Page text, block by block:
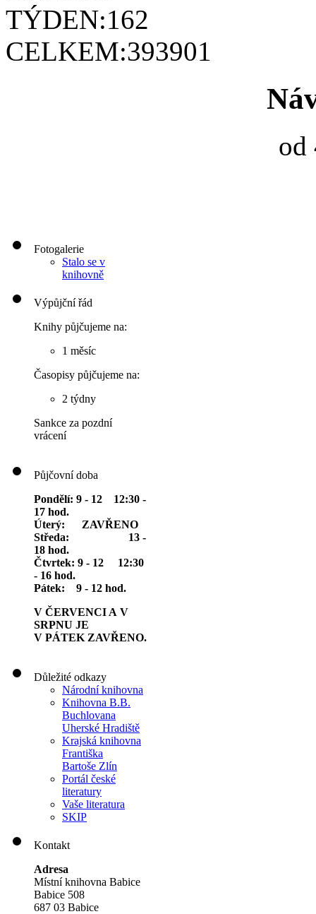
TÝDEN:162
CELKEM:393901
od
Fotogalerie
Stalo se v
knihovně
Výpůjční řád
Knihy půjčujeme na:
1 měsíc
Časopisy půjčujeme na:
2 týdny
Sankce za pozdní
vrácení
Půjčovní doba
Pondělí: 9 - 12 12:30 -
17 hod.
Úterý: ZAVŘENO
Středa: 13 -
18 hod.
Čtvrtek: 9 - 12 12:30
- 16 hod.
Pátek: 9 - 12 hod.
V ČERVENCI A V
SRPNU JE
V PÁTEK ZAVŘENO.
Důležité odkazy
Národní knihovna
Knihovna B.B.
Buchlovana
Uherské Hradiště
Krajská knihovna
Františka
Bartoše Zlín
Portál české
literatury
Vaše literatura
SKIP
Kontakt
Adresa
Místní knihovna Babice
Babice 508
687 03 Babice